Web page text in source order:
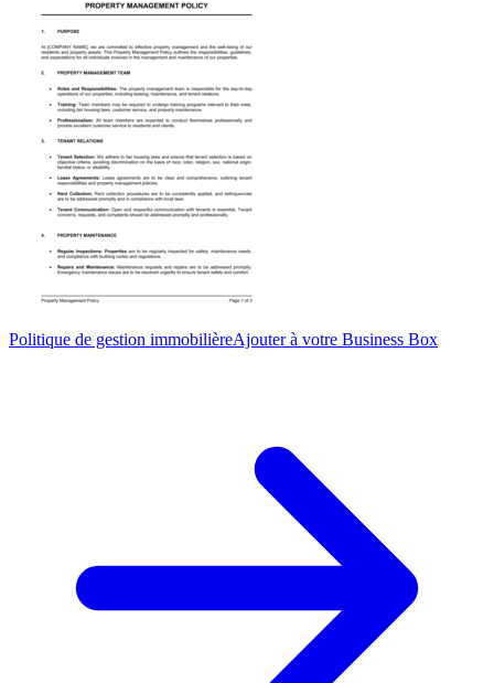
Politique de gestion immobilièreAjouter à votre Business Box